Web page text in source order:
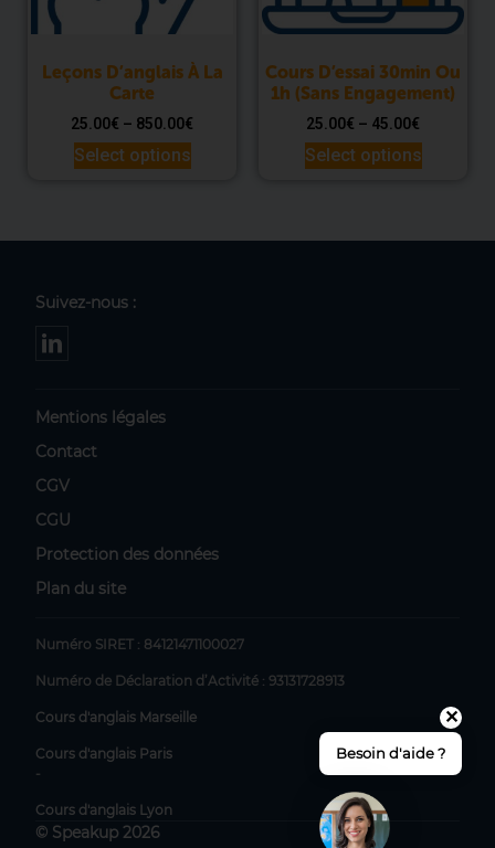
Leçons D’anglais À La
Carte
25.00€ – 850.00€
Select options
Cours D’essai 30min Ou
1h (sans Engagement)
25.00€ – 45.00€
Select options
© Speakup 2026
Numéro SIRET : 84121471100027
Numéro de Déclaration d’Activité : 93131728913
Cours d'anglais Marseille
Cours d'anglais Paris
-
Cours d'anglais Lyon
Mentions légales
Contact
CGV
CGU
Protection des données
Plan du site
Suivez-nous :
✕
Besoin d'aide ?